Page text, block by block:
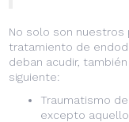
No solo son nuestros
tratamiento de
deban acudir,
siguiente:
Traumatismo
excepto